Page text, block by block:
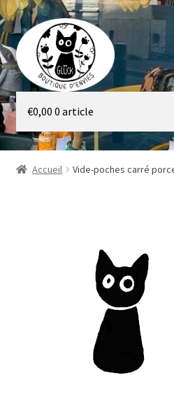
Aller
à
la
navigation
Aller
au
contenu
Galerie
Boutique
€0,00 0 article
Accueil Vide-poches carré